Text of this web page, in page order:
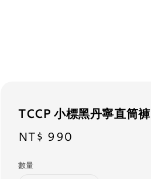
TCCP 小標黑丹寧直筒褲
Regular
NT$ 990
數量